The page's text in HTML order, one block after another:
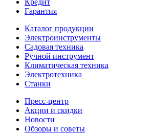
Кредит
Гарантия
Каталог продукции
Электроинструменты
Садовая техника
Ручной инструмент
Климатическая техника
Электротехника
Станки
Пресс-центр
Акции и скидки
Новости
Обзоры и советы